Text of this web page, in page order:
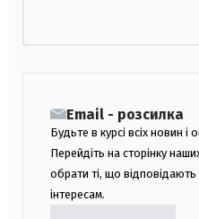
Email - розсилка
Будьте в курсі всіх новин і
Перейдіть на сторінку
обрати ті, що
інтересам.